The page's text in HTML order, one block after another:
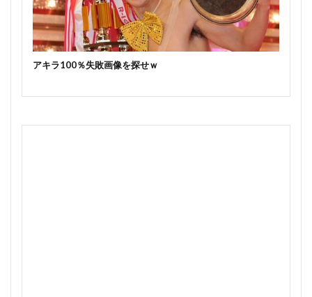
アキラ100％失敗画像を探せｗ